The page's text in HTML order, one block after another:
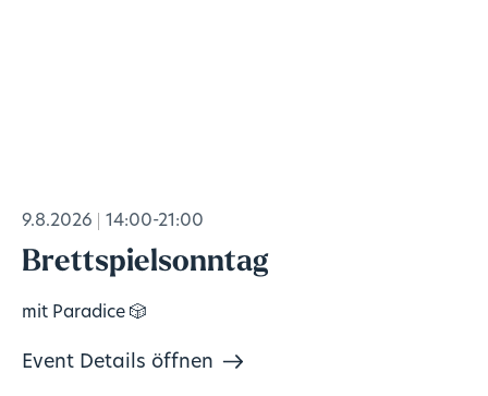
9.8.2026 14:00-21:00
Brettspielsonntag
mit Paradice 🎲
Event Details öffnen